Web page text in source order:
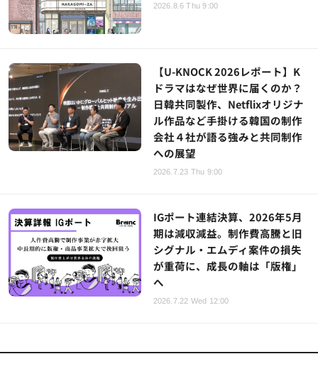
2026.8.6 Thu 9:00
【U-KNOCK 2026レポート】K
ドラマはなぜ世界に届くのか？
日韓共同製作、Netflixオリジナ
ル作品など手掛ける韓国の制作
会社４社が語る強みと共同制作
への展望
2026.7.23 Thu 9:00
IGポート連結決算、2026年5月
期は減収減益。制作費高騰と旧
シグナル・エムディ案件の損失
が重荷に、成長の軸は「版権」
へ
2026.7.22 Wed 12:00